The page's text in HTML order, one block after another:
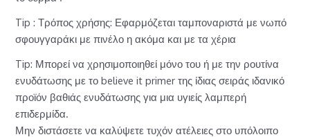
Tip : Τρόπος χρήσης: Εφαρμόζεται ταμποναριστά με νωπό
σφουγγαράκι με πινέλο η ακόμα και με τα χέρια
Tip: Μπορεί να χρησιμοποιηθεί μόνο του ή με την ρουτίνα
ενυδάτωσης με το believe it primer της ίδιας σειράς ιδανικό
προϊόν βαθιάς ενυδάτωσης για μια υγιείς λαμπερή
επιδερμίδα.
Μην διστάσετε να καλύψετε τυχόν ατέλειες στο υπόλοιπο